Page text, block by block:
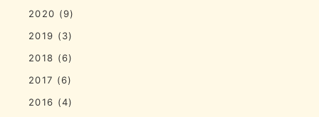
2020 (9)
2019 (3)
2018 (6)
2017 (6)
2016 (4)